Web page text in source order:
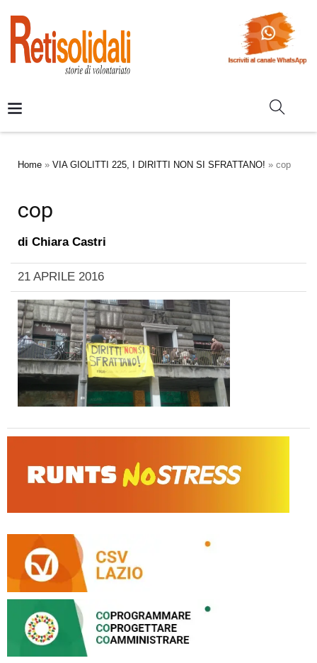
Home » VIA GIOLITTI 225, I DIRITTI NON SI SFRATTANO! » cop
cop
di Chiara Castri
21 APRILE 2016